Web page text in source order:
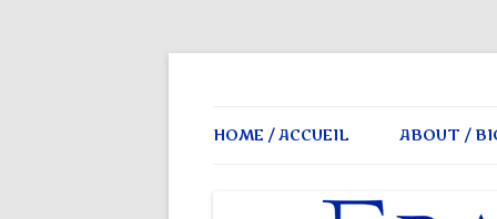
HOME / ACCUEIL ABOUT /